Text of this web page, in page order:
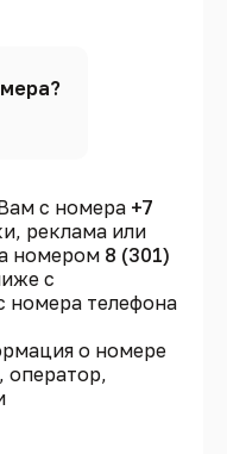
с номера +7
реклама или
номером 8 (301)
с
номера телефона
о номере
оператор,